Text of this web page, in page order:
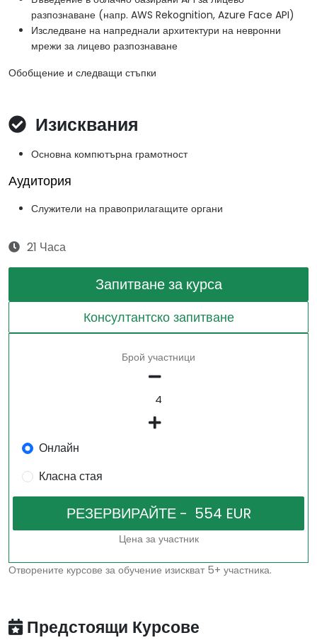
разпознаване (напр. AWS Rekognition, Azure Face API)
Изследване на напреднали архитектури на невронни
мрежи за лицево разпознаване
Обобщение и следващи стъпки
Изисквания
Основна компютърна грамотност
Аудитория
Служители на правоприлагащите органи
21 Часа
Запитване за курса
Консултантско запитване
Брой участници
Онлайн
Класна стая
Цена за участник
Отворените курсове за обучение изискват 5+ участника.
Предстоящи Курсове